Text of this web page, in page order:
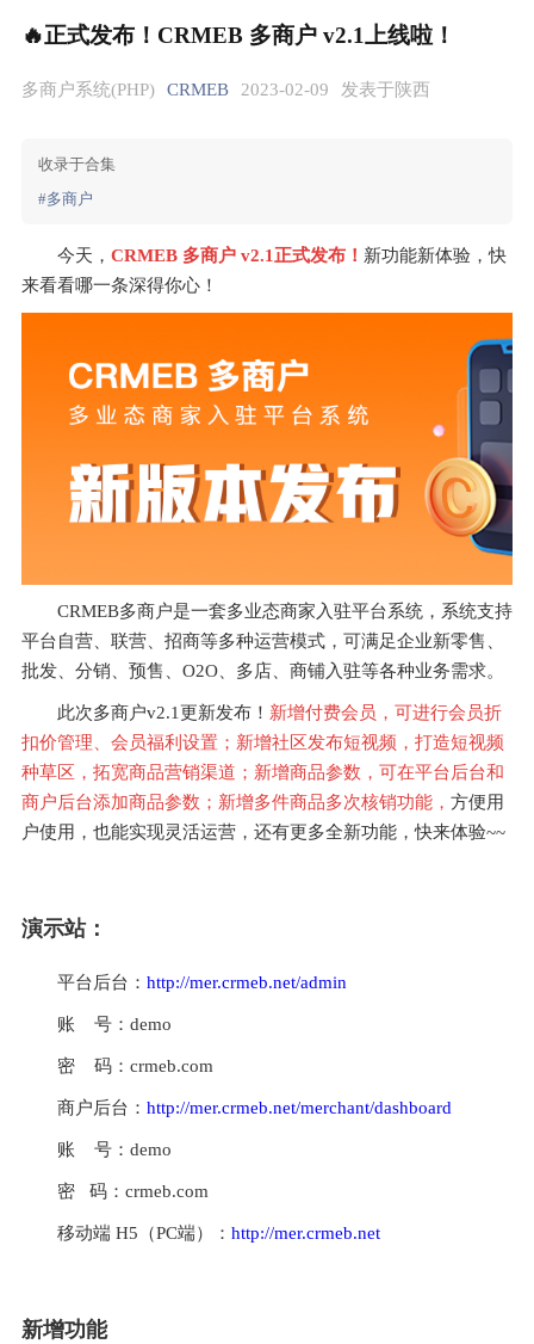
🔥正式发布！CRMEB 多商户 v2.1上线啦！
多商户系统(PHP) CRMEB 2023-02-09 发表于陕西
收录于合集
#多商户
今天， CRMEB 多商户 v2.1正式发布！ 新功能新体验，快
来看看哪一条深得你心！
CRMEB多商户是一套多业态商家入驻平台系统，系统支持
平台自营、联营、招商等多种运营模式，可满足企业新零售、
批发、分销、预售、O2O、多店、商铺入驻等各种业务需求。
此次多商户v2.1更新发布！ 新增付费会员，可进行会员折
扣价管理、会员福利设置；新增社区发布短视频，打造短视频
种草区，拓宽商品营销渠道；新增商品参数，可在平台后台和
商户后台添加商品参数；新增多件商品多次核销功能， 方便用
户使用，也能实现灵活运营，还有更多全新功能，快来体验~~
演示站：
平台后台： http://mer.crmeb.net/admin
账    号：demo
密    码：crmeb.com
商户后台： http://mer.crmeb.net/merchant/dashboard
账    号：demo
密   码：crmeb.com
移动端 H5（PC端）： http://mer.crmeb.net
新增功能